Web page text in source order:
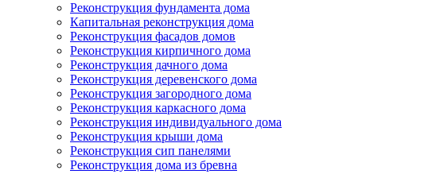
Реконструкция фундамента дома
Капитальная реконструкция дома
Реконструкция фасадов домов
Реконструкция кирпичного дома
Реконструкция дачного дома
Реконструкция деревенского дома
Реконструкция загородного дома
Реконструкция каркасного дома
Реконструкция индивидуального дома
Реконструкция крыши дома
Реконструкция сип панелями
Реконструкция дома из бревна